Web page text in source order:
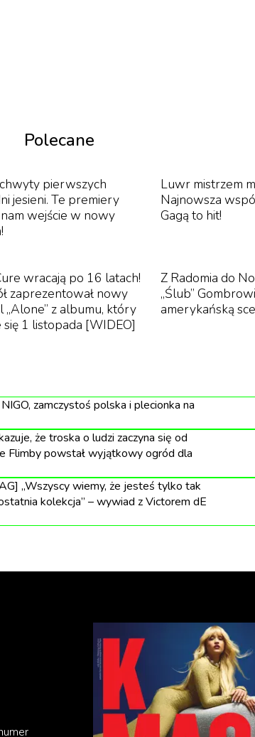
z naszego stowarzyszenia
i po dwa wyróżnienia w każdej kategorii.
(F25)
Łapy w górę” (Watchout Studio)
(F25)
of us” (Ilmatic)
last of us” (Ilmatic)
Different” (Lucky Luciano)
Polecane
pierwszych
jesieni. Te premiery
wejście w nowy
Luwr mistrzem
Najnowsza
Gagą to hit!
wracają po 16 latach!
zaprezentował nowy
„Alone” z albumu, który
się 1 listopada [WIDEO]
Z Radomia do
„Ślub”
amerykańską
zamczystoś polska i plecionka na
że troska o ludzi zaczyna się od
Flimby powstał wyjątkowy ogród dla
„Wszyscy wiemy, że jesteś tylko tak
kolekcja” – wywiad z Victorem dE